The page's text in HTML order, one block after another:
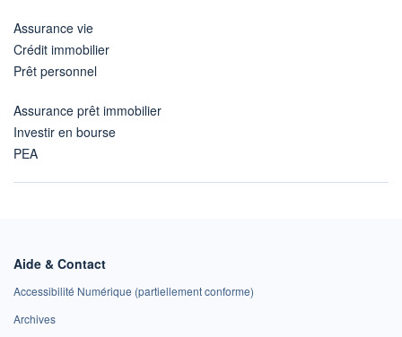
Assurance vie
Crédit immobilier
Prêt personnel
Assurance prêt immobilier
Investir en bourse
PEA
Aide & Contact
Accessibilité Numérique (partiellement conforme)
Archives